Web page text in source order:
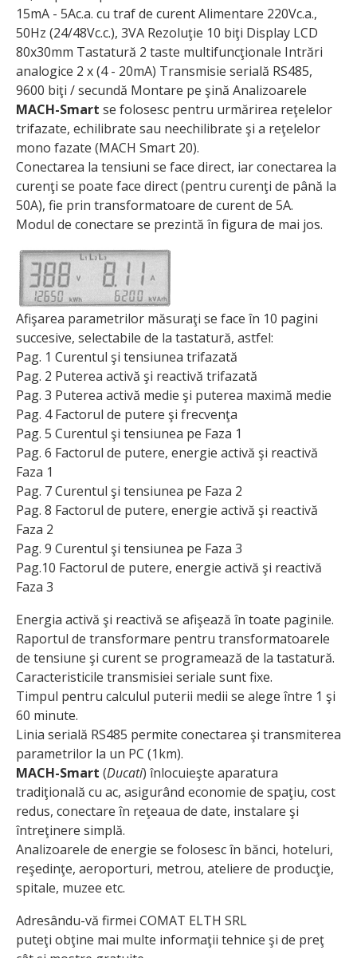
15mA - 5Ac.a. cu traf de curent Alimentare 220Vc.a.,
50Hz (24/48Vc.c.), 3VA Rezoluţie 10 biţi Display LCD
80x30mm Tastatură 2 taste multifuncţionale Intrări
analogice 2 x (4 - 20mA) Transmisie serială RS485,
9600 biţi / secundă Montare pe şină Analizoarele
MACH-Smart se folosesc pentru urmărirea reţelelor
trifazate, echilibrate sau neechilibrate şi a reţelelor
mono fazate (MACH Smart 20).
Conectarea la tensiuni se face direct, iar conectarea la
curenţi se poate face direct (pentru curenţi de până la
50A), fie prin transformatoare de curent de 5A.
Modul de conectare se prezintă în figura de mai jos.
Afişarea parametrilor măsuraţi se face în 10 pagini
succesive, selectabile de la tastatură, astfel:
Pag. 1 Curentul şi tensiunea trifazată
Pag. 2 Puterea activă şi reactivă trifazată
Pag. 3 Puterea activă medie şi puterea maximă medie
Pag. 4 Factorul de putere şi frecvenţa
Pag. 5 Curentul şi tensiunea pe Faza 1
Pag. 6 Factorul de putere, energie activă şi reactivă
Faza 1
Pag. 7 Curentul şi tensiunea pe Faza 2
Pag. 8 Factorul de putere, energie activă şi reactivă
Faza 2
Pag. 9 Curentul şi tensiunea pe Faza 3
Pag.10 Factorul de putere, energie activă şi reactivă
Faza 3
Energia activă şi reactivă se afişează în toate paginile.
Raportul de transformare pentru transformatoarele
de tensiune şi curent se programează de la tastatură.
Caracteristicile transmisiei seriale sunt fixe.
Timpul pentru calculul puterii medii se alege între 1 şi
60 minute.
Linia serială RS485 permite conectarea şi transmiterea
parametrilor la un PC (1km).
MACH-Smart (Ducati) înlocuieşte aparatura
tradiţională cu ac, asigurând economie de spaţiu, cost
redus, conectare în reţeaua de date, instalare şi
întreţinere simplă.
Analizoarele de energie se folosesc în bănci, hoteluri,
reşedinţe, aeroporturi, metrou, ateliere de producţie,
spitale, muzee etc.
Adresându-vă firmei COMAT ELTH SRL
puteţi obţine mai multe informaţii tehnice şi de preţ